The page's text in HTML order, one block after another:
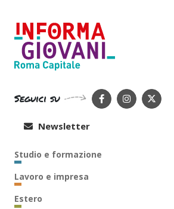
Seguici su
Newsletter
Studio e formazione
Lavoro e impresa
Estero